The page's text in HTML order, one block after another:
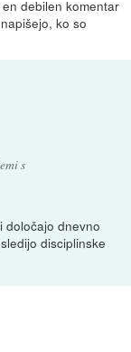
debilen komentar
ko so
s
določajo dnevno
disciplinske